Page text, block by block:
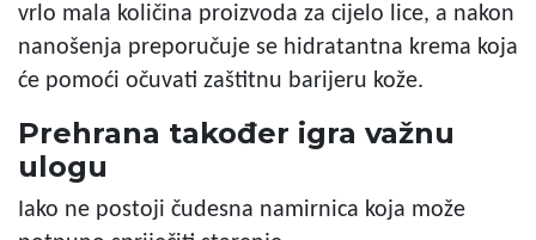
vrlo mala količina proizvoda za cijelo lice, a nakon
nanošenja preporučuje se hidratantna krema koja
će pomoći očuvati zaštitnu barijeru kože.
Prehrana također igra važnu
ulogu
Iako ne postoji čudesna namirnica koja može